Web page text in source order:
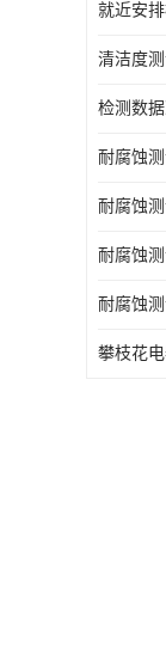
清洁度
攀枝花